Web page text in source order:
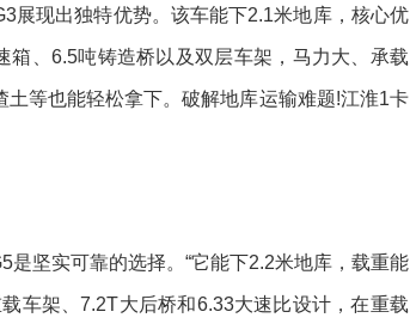
现出独特优势。该车能下2.1米地库，核心优
箱、6.5吨铸造桥以及双层车架，马力大、承载
等也能轻松拿下。破解地库运输难题!江淮1卡
坚实可靠的选择。“它能下2.2米地库，载重能
车架、7.2T大后桥和6.33大速比设计，在重载